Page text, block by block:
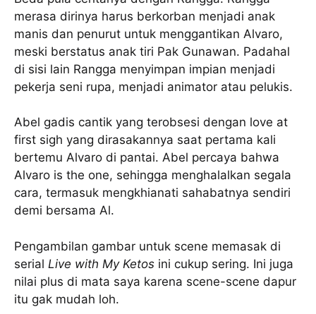
merasa dirinya harus berkorban menjadi anak
manis dan penurut untuk menggantikan Alvaro,
meski berstatus anak tiri Pak Gunawan. Padahal
di sisi lain Rangga menyimpan impian menjadi
pekerja seni rupa, menjadi animator atau pelukis.
Abel gadis cantik yang terobsesi dengan love at
first sigh yang dirasakannya saat pertama kali
bertemu Alvaro di pantai. Abel percaya bahwa
Alvaro is the one, sehingga menghalalkan segala
cara, termasuk mengkhianati sahabatnya sendiri
demi bersama Al.
Pengambilan gambar untuk scene memasak di
serial Live with My Ketos ini cukup sering. Ini juga
nilai plus di mata saya karena scene-scene dapur
itu gak mudah loh.